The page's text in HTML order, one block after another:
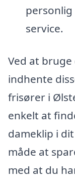
service.
Ved at
indhente
frisører i
enkelt at
dameklip i
måde at
med at du